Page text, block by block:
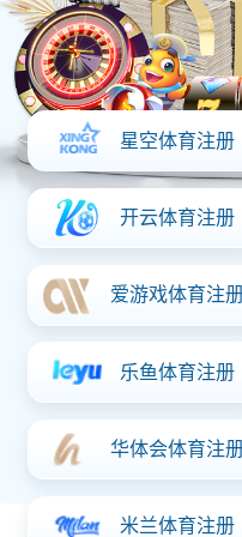
Copyright ©
传真：0543-
网站首页 产品类型